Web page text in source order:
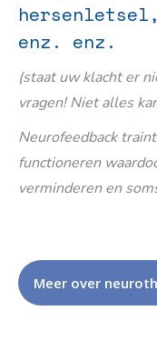
enz. enz.
(staat uw klacht er
vragen! Niet alles
Neurofeedback
functioneren
verminderen en
Meer over